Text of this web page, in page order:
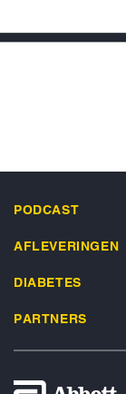
PODCAST
AFLEVERINGEN
DIABETES
PARTNERS